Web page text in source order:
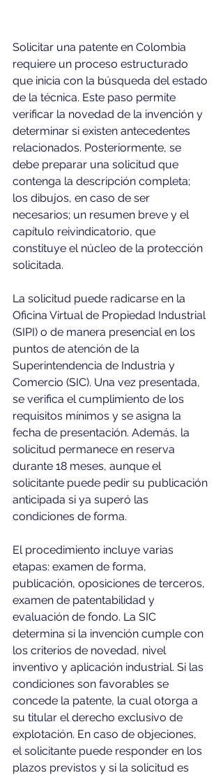
Solicitar una patente en Colombia
requiere un proceso estructurado
que inicia con la búsqueda del estado
de la técnica. Este paso permite
verificar la novedad de la invención y
determinar si existen antecedentes
relacionados. Posteriormente, se
debe preparar una solicitud que
contenga la descripción completa;
los dibujos, en caso de ser
necesarios; un resumen breve y el
capítulo reivindicatorio, que
constituye el núcleo de la protección
solicitada.
La solicitud puede radicarse en la
Oficina Virtual de Propiedad Industrial
(SIPI) o de manera presencial en los
puntos de atención de la
Superintendencia de Industria y
Comercio (SIC). Una vez presentada,
se verifica el cumplimiento de los
requisitos mínimos y se asigna la
fecha de presentación. Además, la
solicitud permanece en reserva
durante 18 meses, aunque el
solicitante puede pedir su publicación
anticipada si ya superó las
condiciones de forma.
El procedimiento incluye varias
etapas: examen de forma,
publicación, oposiciones de terceros,
examen de patentabilidad y
evaluación de fondo. La SIC
determina si la invención cumple con
los criterios de novedad, nivel
inventivo y aplicación industrial. Si las
condiciones son favorables se
concede la patente, la cual otorga a
su titular el derecho exclusivo de
explotación. En caso de objeciones,
el solicitante puede responder en los
plazos previstos y si la solicitud es